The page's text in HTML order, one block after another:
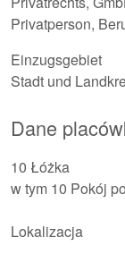
Privatperson,
Einzugsgebiet
Stadt und
Dane
10 Łóżka
w tym 10 Pokój
Lokalizacja